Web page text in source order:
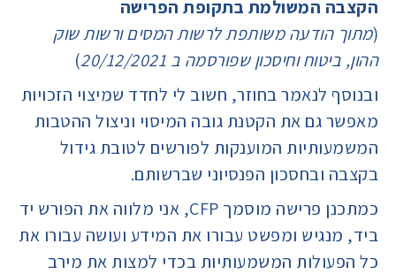
הקצבה המשולמת בתקופת הפרישה
(מתוך הודעה משותפת לרשות המסים ורשות שוק
ההון, ביטוח וחיסכון שפורסמה ב 20/12/2021
)
ובנוסף לנאמר בחוזר, חשוב לי לחדד שמיצוי הזכויות
מאפשר גם את הקטנת גובה המיסוי וניצול ההטבות
המשמעותיות המוענקות לפורשים לטובת גידול
בקצבה ובחסכון הפנסיוני שברשותם.
כמתכנן פרישה מוסמך CFP, אני מלווה את הפורש יד
ביד, מנגיש ומפשט עבורו את המידע ועושה עבורו את
כל הפעולות המשמעותיות בכדי למצות את מירב